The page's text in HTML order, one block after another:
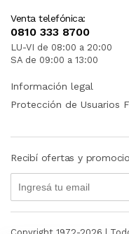
Venta telefónica:
0810 333 8700
LU-VI de 08:00 a 20:00
SA de 09:00 a 13:00
Información legal
Protección de Usuarios
Recibí ofertas y